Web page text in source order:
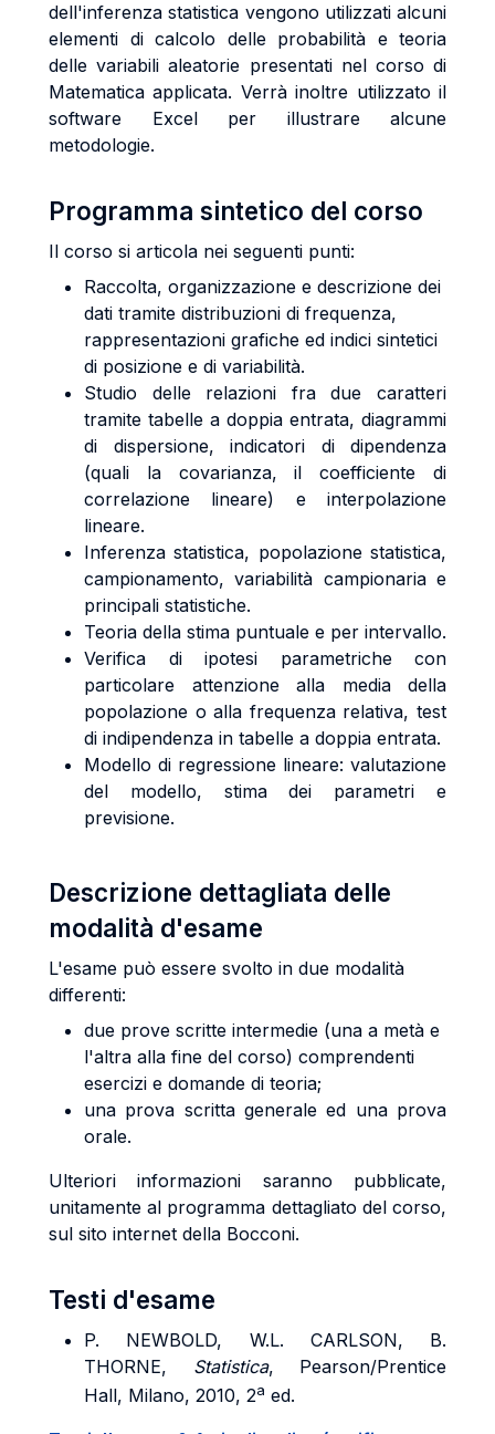
dell'inferenza statistica vengono utilizzati alcuni
elementi di calcolo delle probabilità e teoria
delle variabili aleatorie presentati nel corso di
Matematica applicata. Verrà inoltre utilizzato il
software Excel per illustrare alcune
metodologie.
Programma sintetico del corso
Il corso si articola nei seguenti punti:
Raccolta, organizzazione e descrizione dei
dati tramite distribuzioni di frequenza,
rappresentazioni grafiche ed indici sintetici
di posizione e di variabilità.
Studio delle relazioni fra due caratteri
tramite tabelle a doppia entrata, diagrammi
di dispersione, indicatori di dipendenza
(quali la covarianza, il coefficiente di
correlazione lineare) e interpolazione
lineare.
Inferenza statistica, popolazione statistica,
campionamento, variabilità campionaria e
principali statistiche.
Teoria della stima puntuale e per intervallo.
Verifica di ipotesi parametriche con
particolare attenzione alla media della
popolazione o alla frequenza relativa, test
di indipendenza in tabelle a doppia entrata.
Modello di regressione lineare: valutazione
del modello, stima dei parametri e
previsione.
Descrizione dettagliata delle
modalità d'esame
L'esame può essere svolto in due modalità
differenti:
due prove scritte intermedie (una a metà e
l'altra alla fine del corso) comprendenti
esercizi e domande di teoria;
una prova scritta generale ed una prova
orale.
Ulteriori informazioni saranno pubblicate,
unitamente al programma dettagliato del corso,
sul sito internet della Bocconi.
Testi d'esame
P. NEWBOLD, W.L. CARLSON, B.
THORNE, Statistica, Pearson/Prentice
Hall, Milano, 2010, 2a ed.